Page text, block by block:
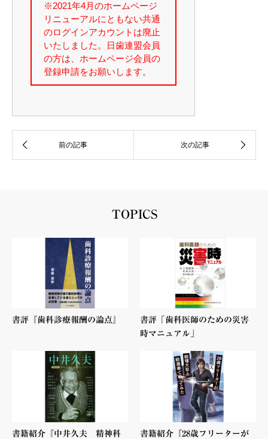
TOPICS
書評『歯科診療報酬の論点』
書評「歯科医師のための災害
時マニュアル」
書籍紹介『中井久夫 精神科
書籍紹介『28歳フリーターが